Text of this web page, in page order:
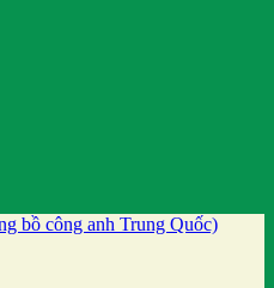
bồ công anh Trung Quốc)